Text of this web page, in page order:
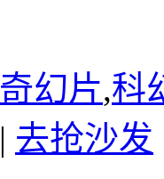
奇幻片,科
| 去抢沙发